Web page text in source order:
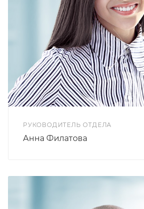
РУКОВОДИТЕЛЬ ОТДЕЛА
Анна Филатова